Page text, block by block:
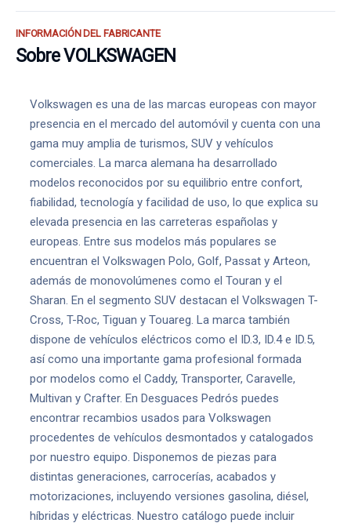
INFORMACIÓN DEL FABRICANTE
Sobre VOLKSWAGEN
Volkswagen es una de las marcas europeas con mayor
presencia en el mercado del automóvil y cuenta con una
gama muy amplia de turismos, SUV y vehículos
comerciales. La marca alemana ha desarrollado
modelos reconocidos por su equilibrio entre confort,
fiabilidad, tecnología y facilidad de uso, lo que explica su
elevada presencia en las carreteras españolas y
europeas. Entre sus modelos más populares se
encuentran el Volkswagen Polo, Golf, Passat y Arteon,
además de monovolúmenes como el Touran y el
Sharan. En el segmento SUV destacan el Volkswagen T-
Cross, T-Roc, Tiguan y Touareg. La marca también
dispone de vehículos eléctricos como el ID.3, ID.4 e ID.5,
así como una importante gama profesional formada
por modelos como el Caddy, Transporter, Caravelle,
Multivan y Crafter. En Desguaces Pedrós puedes
encontrar recambios usados para Volkswagen
procedentes de vehículos desmontados y catalogados
por nuestro equipo. Disponemos de piezas para
distintas generaciones, carrocerías, acabados y
motorizaciones, incluyendo versiones gasolina, diésel,
híbridas y eléctricas. Nuestro catálogo puede incluir